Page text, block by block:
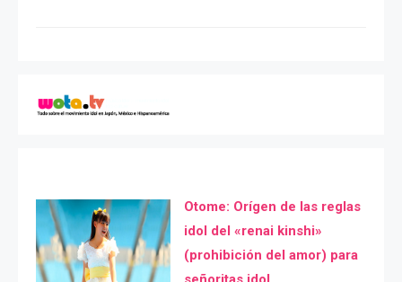
Otome: Orígen de las reglas
idol del «renai kinshi»
(prohibición del amor) para